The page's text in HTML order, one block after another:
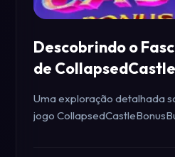
Descobrindo o
de
Uma exploração detalhada
jogo